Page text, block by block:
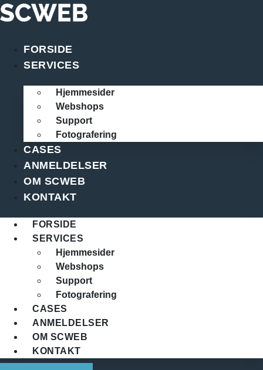
Videre
til
FORSIDE
SERVICES
Hjemmesider
Webshops
Support
Fotografering
CASES
ANMELDELSER
OM SCWEB
KONTAKT
FORSIDE
SERVICES
Hjemmesider
Webshops
Support
Fotografering
CASES
ANMELDELSER
OM SCWEB
KONTAKT